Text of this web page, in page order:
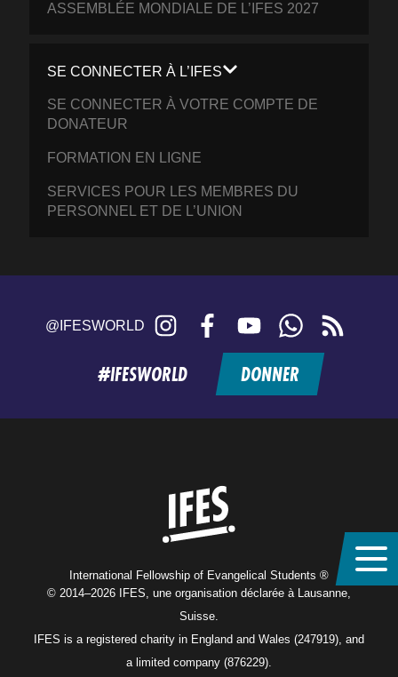
ASSEMBLÉE MONDIALE DE L’IFES 2027
SE CONNECTER À L’IFES
SE CONNECTER À VOTRE COMPTE DE
DONATEUR
FORMATION EN LIGNE
SERVICES POUR LES MEMBRES DU
PERSONNEL ET DE L’UNION
@IFESWORLD Instagram FacebookYouTubeWhatsApp
feed
#IFESWORLD DONNER
International Fellowship of Evangelical Students ®
© 2014–2026 IFES, une organisation déclarée à Lausanne,
Suisse.
IFES is a registered charity in England and Wales (247919), and
a limited company (876229).